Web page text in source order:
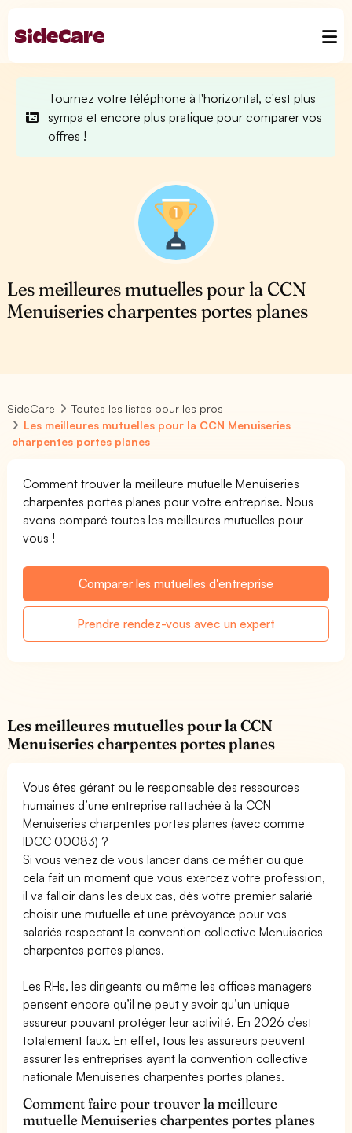
Tournez votre téléphone à l'horizontal, c'est plus
sympa et encore plus pratique pour comparer vos
offres !
Les meilleures mutuelles pour la CCN
Menuiseries charpentes portes planes
SideCare
Toutes les listes pour les pros
Les meilleures mutuelles pour la CCN Menuiseries
charpentes portes planes
Comment trouver la meilleure mutuelle Menuiseries
charpentes portes planes pour votre entreprise. Nous
avons comparé toutes les meilleures mutuelles pour
vous !
Comparer les mutuelles d'entreprise
Prendre rendez-vous avec un expert
Les meilleures mutuelles pour la CCN
Menuiseries charpentes portes planes
Vous êtes gérant ou le responsable des ressources
humaines d’une entreprise rattachée à la CCN
Menuiseries charpentes portes planes (avec comme
IDCC 00083) ?
Si vous venez de vous lancer dans ce métier ou que
cela fait un moment que vous exercez votre profession,
il va falloir dans les deux cas, dès votre premier salarié
choisir une mutuelle et une prévoyance pour vos
salariés respectant la convention collective Menuiseries
charpentes portes planes.
Les RHs, les dirigeants ou même les offices managers
pensent encore qu’il ne peut y avoir qu’un unique
assureur pouvant protéger leur activité. En 2026 c’est
totalement faux. En effet, tous les assureurs peuvent
assurer les entreprises ayant la convention collective
nationale Menuiseries charpentes portes planes.
Comment faire pour trouver la meilleure
mutuelle Menuiseries charpentes portes planes